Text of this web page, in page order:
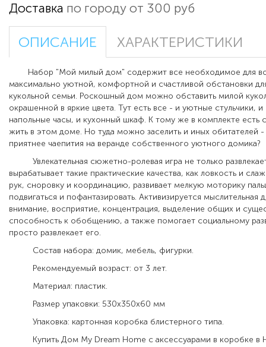
Доставка по городу от 300 руб
ОПИСАНИЕ ХАРАКТЕРИСТИКИ
Набор "Мой милый дом" содержит все необходимое для
максимально уютной, комфортной и счастливой обстановки
кукольной семьи. Роскошный дом можно обставить милой
окрашенной в яркие цвета. Тут есть все - и уютные стульчики,
напольные часы, и кухонный шкаф. К тому же в комплекте есть
жить в этом доме. Но туда можно заселить и иных обитателей
приятнее чаепития на веранде собственного уютного домика?
Увлекательная сюжетно-ролевая игра не только
вырабатывает такие практические качества, как ловкость и
рук, сноровку и координацию, развивает мелкую моторику
подвигаться и пофантазировать. Активизируется мыслительная
внимание, восприятие, концентрация, выделение общих и
способность к обобщению, а также помогает социальному
просто развлекает его.
Состав набора: домик, мебель, фигурки.
Рекомендуемый возраст: от 3 лет.
Материал: пластик.
Размер упаковки: 530х350х60 мм
Упаковка: картонная коробка блистерного типа.
Купить Дом My Dream Home с аксессуарами в коробке в